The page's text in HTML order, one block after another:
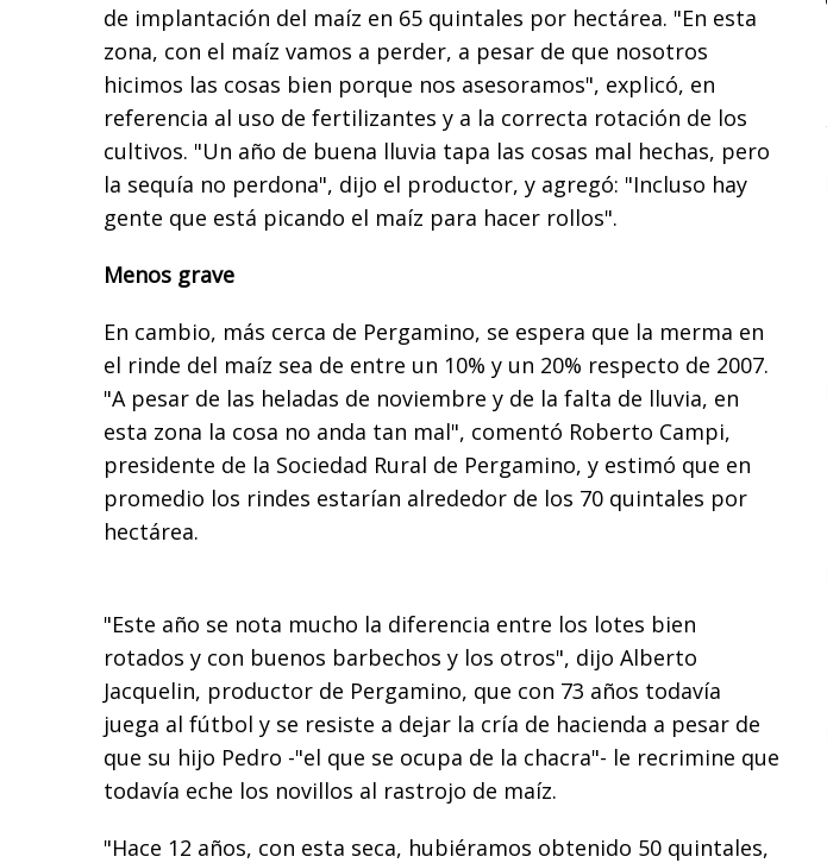
de implantación del maíz en 65 quintales por hectárea. "En esta
zona, con el maíz vamos a perder, a pesar de que nosotros
hicimos las cosas bien porque nos asesoramos", explicó, en
referencia al uso de fertilizantes y a la correcta rotación de los
cultivos. "Un año de buena lluvia tapa las cosas mal hechas, pero
la sequía no perdona", dijo el productor, y agregó: "Incluso hay
gente que está picando el maíz para hacer rollos".
Menos grave
En cambio, más cerca de Pergamino, se espera que la merma en
el rinde del maíz sea de entre un 10% y un 20% respecto de 2007.
"A pesar de las heladas de noviembre y de la falta de lluvia, en
esta zona la cosa no anda tan mal", comentó Roberto Campi,
presidente de la Sociedad Rural de Pergamino, y estimó que en
promedio los rindes estarían alrededor de los 70 quintales por
hectárea.
"Este año se nota mucho la diferencia entre los lotes bien
rotados y con buenos barbechos y los otros", dijo Alberto
Jacquelin, productor de Pergamino, que con 73 años todavía
juega al fútbol y se resiste a dejar la cría de hacienda a pesar de
que su hijo Pedro -"el que se ocupa de la chacra"- le recrimine que
todavía eche los novillos al rastrojo de maíz.
"Hace 12 años, con esta seca, hubiéramos obtenido 50 quintales,